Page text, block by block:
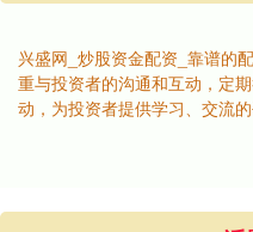
兴盛网_炒股资金配资_靠谱的
重与投资者的沟通和互动，定
动，为投资者提供学习、交流的